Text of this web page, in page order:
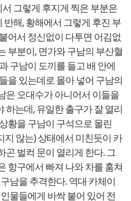
그렇게 후지게 찍은 부분은
해, 황해에서 그렇게 후진 부
어서 정신없이 다투면 어김없
부분이, 면가와 구남의 부산혈
구남이 도끼를 들고 배 안에
을 있는데로 몰아 넣어 구남의
은 오대수가 아니어서 이들을
하는데, 유일한 출구가 잘 열리
황을 구남이 구석으로 몰린
않는) 상태에서 미친듯이 카
곤 벌컥 문이 열리게 한다. 그
항구에서 빠져 나와 차를 훔쳐
남을 추격한다. 역대 카체이
물들에게 바싹 붙어 있어 전